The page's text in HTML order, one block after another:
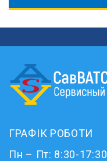
ГРАФІК РОБОТИ
Пн – Пт: 8:30-17:30